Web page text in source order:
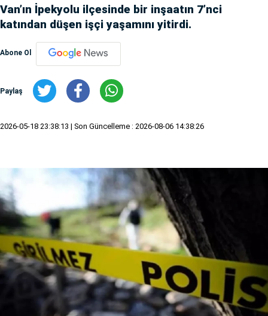
Van’ın İpekyolu ilçesinde bir inşaatın 7’nci
katından düşen işçi yaşamını yitirdi.
Abone Ol
Paylaş
2026-05-18 23:38:13 | Son Güncelleme : 2026-08-06 14:38:26